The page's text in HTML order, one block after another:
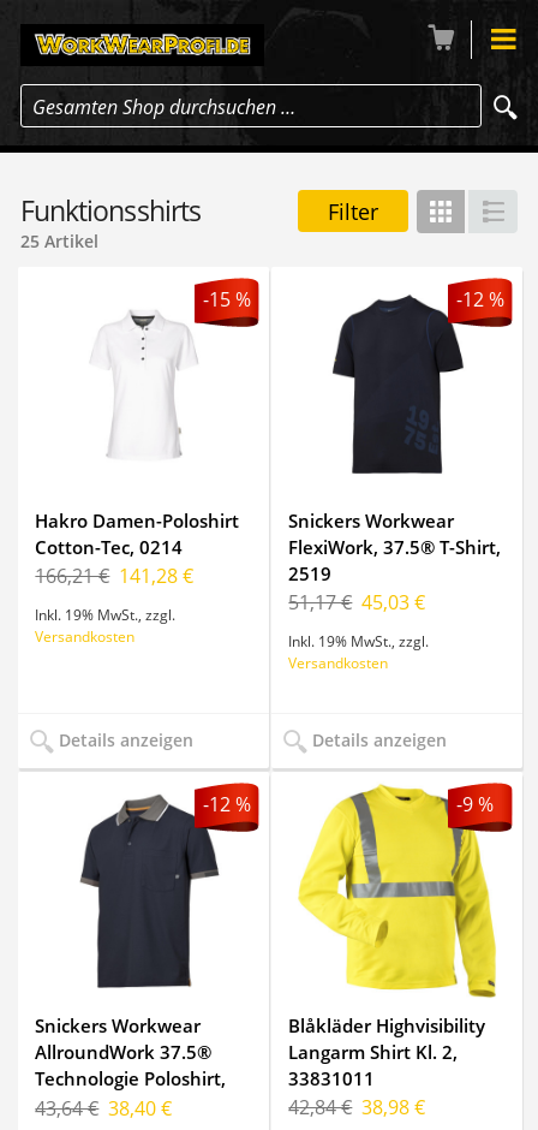
Gesamten Shop durchsuchen …
Funktionsshirts Filter Gitter
25 Artikel
-15 %
Hakro Damen-Poloshirt
Cotton-Tec, 0214
166,21 € 141,28 €
Inkl. 19% MwSt. ,zzgl.
Versandkosten
Details anzeigen
-12 %
Snickers Workwear
FlexiWork, 37.5® T-Shirt,
2519
51,17 € 45,03 €
Inkl. 19% MwSt. ,zzgl.
Versandkosten
Details anzeigen
-12 %
Snickers Workwear
AllroundWork 37.5®
Technologie Poloshirt,
2724
43,64 € 38,40 €
-9 %
Blåkläder Highvisibility
Langarm Shirt Kl. 2,
33831011
42,84 € 38,98 €